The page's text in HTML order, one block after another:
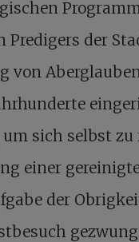
Predigers der
von
sich selbst zu
einer
der